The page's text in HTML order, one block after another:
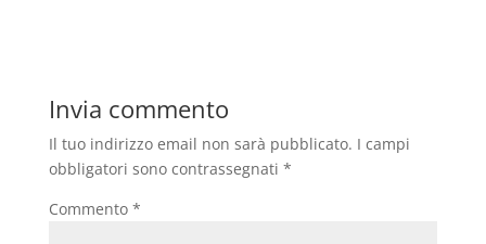
Invia commento
Il tuo indirizzo email non sarà pubblicato. I campi
obbligatori sono contrassegnati *
Commento *